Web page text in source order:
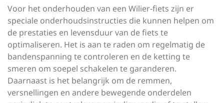
Voor het onderhouden van een Wilier-fiets zijn er
speciale onderhoudsinstructies die kunnen helpen om
de prestaties en levensduur van de fiets te
optimaliseren. Het is aan te raden om regelmatig de
bandenspanning te controleren en de ketting te
smeren om soepel schakelen te garanderen.
Daarnaast is het belangrijk om de remmen,
versnellingen en andere bewegende onderdelen